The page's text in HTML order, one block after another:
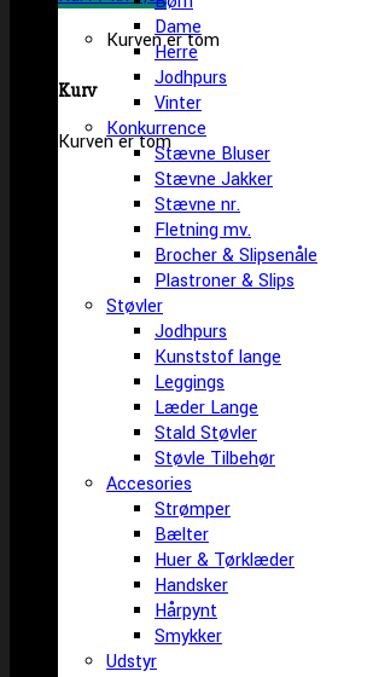
Kurven er tom
Kurv
Kurven er tom
Dame
Herre
Jodhpurs
Vinter
Konkurrence
Stævne Bluser
Stævne Jakker
Stævne nr.
Fletning mv.
Brocher & Slipsenåle
Plastroner & Slips
Støvler
Jodhpurs
Kunststof lange
Leggings
Læder Lange
Stald Støvler
Støvle Tilbehør
Accesories
Strømper
Bælter
Huer & Tørklæder
Handsker
Hårpynt
Smykker
Udstyr